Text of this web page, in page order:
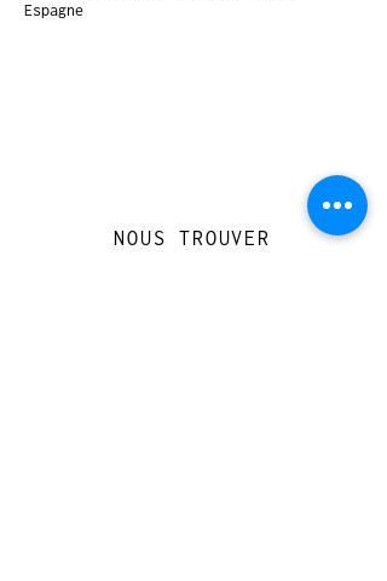
Espagne
NOUS TROUVER